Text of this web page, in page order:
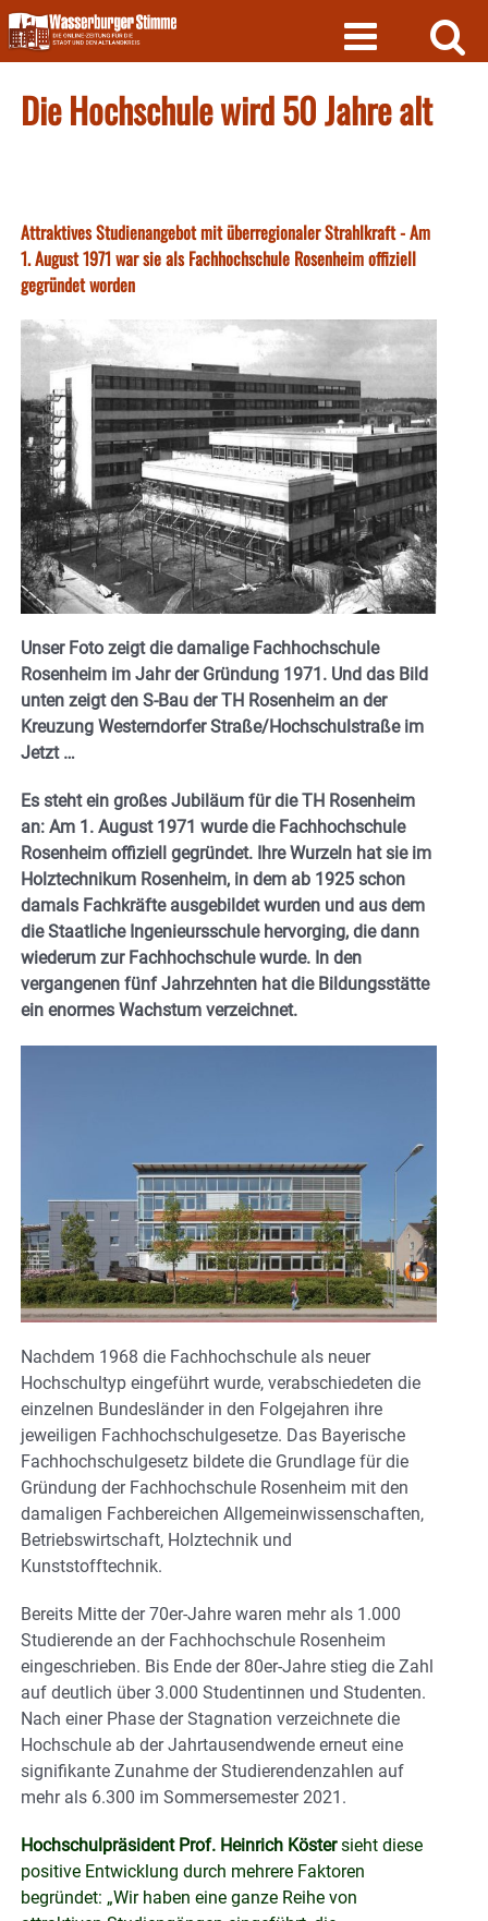
Skip
to
content
Die Hochschule wird 50 Jahre alt
Attraktives Studienangebot mit überregionaler Strahlkraft - Am
1. August 1971 war sie als Fachhochschule Rosenheim offiziell
gegründet worden
Unser Foto zeigt die damalige Fachhochschule
Rosenheim im Jahr der Gründung 1971. Und das Bild
unten zeigt den S-Bau der TH Rosenheim an der
Kreuzung Westerndorfer Straße/Hochschulstraße im
Jetzt …
Es steht ein großes Jubiläum für die TH Rosenheim
an: Am 1. August 1971 wurde die Fachhochschule
Rosenheim offiziell gegründet. Ihre Wurzeln hat sie im
Holztechnikum Rosenheim, in dem ab 1925 schon
damals Fachkräfte ausgebildet wurden und aus dem
die Staatliche Ingenieursschule hervorging, die dann
wiederum zur Fachhochschule wurde. In den
vergangenen fünf Jahrzehnten hat die Bildungsstätte
ein enormes Wachstum verzeichnet.
Nachdem 1968 die Fachhochschule als neuer
Hochschultyp eingeführt wurde, verabschiedeten die
einzelnen Bundesländer in den Folgejahren ihre
jeweiligen Fachhochschulgesetze. Das Bayerische
Fachhochschulgesetz bildete die Grundlage für die
Gründung der Fachhochschule Rosenheim mit den
damaligen Fachbereichen Allgemeinwissenschaften,
Betriebswirtschaft, Holztechnik und
Kunststofftechnik.
Bereits Mitte der 70er-Jahre waren mehr als 1.000
Studierende an der Fachhochschule Rosenheim
eingeschrieben. Bis Ende der 80er-Jahre stieg die Zahl
auf deutlich über 3.000 Studentinnen und Studenten.
Nach einer Phase der Stagnation verzeichnete die
Hochschule ab der Jahrtausendwende erneut eine
signifikante Zunahme der Studierendenzahlen auf
mehr als 6.300 im Sommersemester 2021.
Hochschulpräsident Prof. Heinrich Köstersieht diese
positive Entwicklung durch mehrere Faktoren
begründet: „Wir haben eine ganze Reihe von